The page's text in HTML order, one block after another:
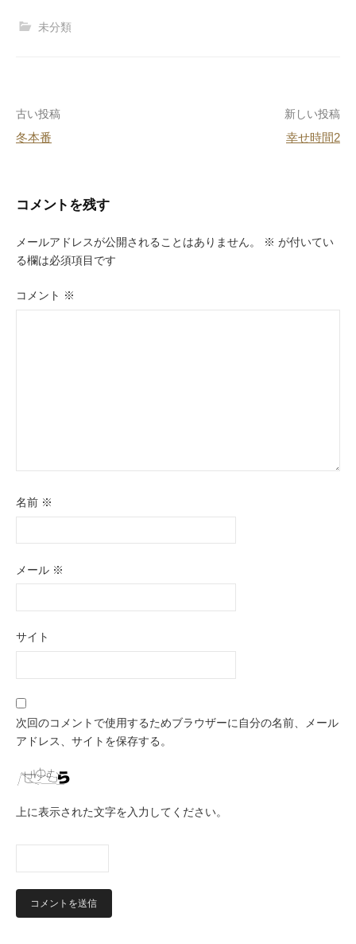
c
o
k
未分類
投
稿
ビ
ゲ
ー
シ
古い投稿
冬本番
新しい投稿
幸せ時間2
コメントを残す
メールアドレスが公開されることはありません。 ※ が付いてい
る欄は必須項目です
コメント ※
名前 ※
メール ※
サイト
次回のコメントで使用するためブラウザーに自分の名前、メール
アドレス、サイトを保存する。
上に表示された文字を入力してください。